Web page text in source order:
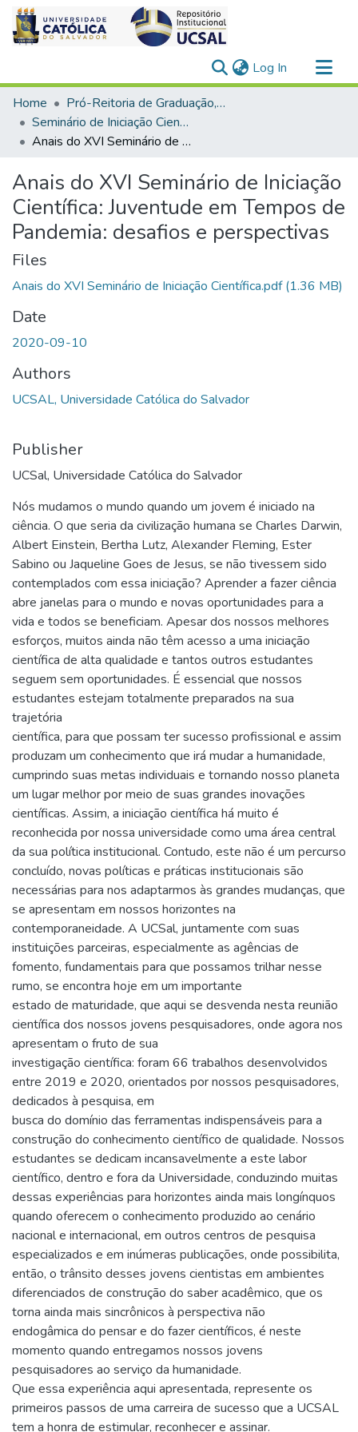
Log In (current)
Communities & Collections
All of DSpace
Statistics
Home
Pró-Reitoria de Graduação, Extensão e Ação Comunitária
Seminário de Iniciação Científica
Anais do XVI Seminário de Iniciação Científica: Juventude em Tempos de Pandemia: desafios e perspectivas
Anais do XVI Seminário de Iniciação
Científica: Juventude em Tempos de
Pandemia: desafios e perspectivas
Files
Anais do XVI Seminário de Iniciação Científica.pdf(1.36 MB)
Date
2020-09-10
Authors
UCSAL, Universidade Católica do Salvador
Publisher
UCSal, Universidade Católica do Salvador
Nós mudamos o mundo quando um jovem é iniciado na
ciência. O que seria da civilização humana se Charles Darwin,
Albert Einstein, Bertha Lutz, Alexander Fleming, Ester
Sabino ou Jaqueline Goes de Jesus, se não tivessem sido
contemplados com essa iniciação? Aprender a fazer ciência
abre janelas para o mundo e novas oportunidades para a
vida e todos se beneficiam. Apesar dos nossos melhores
esforços, muitos ainda não têm acesso a uma iniciação
científica de alta qualidade e tantos outros estudantes
seguem sem oportunidades. É essencial que nossos
estudantes estejam totalmente preparados na sua
trajetória
científica, para que possam ter sucesso profissional e assim
produzam um conhecimento que irá mudar a humanidade,
cumprindo suas metas individuais e tornando nosso planeta
um lugar melhor por meio de suas grandes inovações
científicas. Assim, a iniciação científica há muito é
reconhecida por nossa universidade como uma área central
da sua política institucional. Contudo, este não é um percurso
concluído, novas políticas e práticas institucionais são
necessárias para nos adaptarmos às grandes mudanças, que
se apresentam em nossos horizontes na
contemporaneidade. A UCSal, juntamente com suas
instituições parceiras, especialmente as agências de
fomento, fundamentais para que possamos trilhar nesse
rumo, se encontra hoje em um importante
estado de maturidade, que aqui se desvenda nesta reunião
científica dos nossos jovens pesquisadores, onde agora nos
apresentam o fruto de sua
investigação científica: foram 66 trabalhos desenvolvidos
entre 2019 e 2020, orientados por nossos pesquisadores,
dedicados à pesquisa, em
busca do domínio das ferramentas indispensáveis para a
construção do conhecimento científico de qualidade. Nossos
estudantes se dedicam incansavelmente a este labor
científico, dentro e fora da Universidade, conduzindo muitas
dessas experiências para horizontes ainda mais longínquos
quando oferecem o conhecimento produzido ao cenário
nacional e internacional, em outros centros de pesquisa
especializados e em inúmeras publicações, onde possibilita,
então, o trânsito desses jovens cientistas em ambientes
diferenciados de construção do saber acadêmico, que os
torna ainda mais sincrônicos à perspectiva não
endogâmica do pensar e do fazer científicos, é neste
momento quando entregamos nossos jovens
pesquisadores ao serviço da humanidade.
Que essa experiência aqui apresentada, represente os
primeiros passos de uma carreira de sucesso que a UCSAL
tem a honra de estimular, reconhecer e assinar.